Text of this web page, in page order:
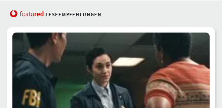
featured LESEEMPFEHLUNGEN